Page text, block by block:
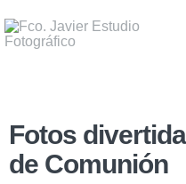
Fotos
de Comunión